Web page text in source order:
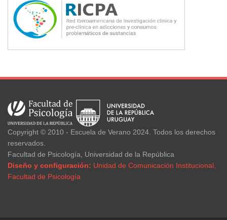
Copyright © 2010 - Escuela de Verano 2024. Todos los derechos
reservados.
Facultad de Psicología, Universidad de la República
Diseño y configuración: Unidad de Comunicación Institucional,
Facultad de Psicología